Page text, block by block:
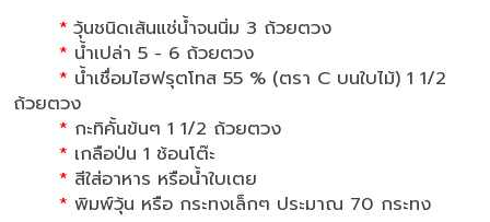
* วุ้นชนิดเส้นแช่น้ำจนนิ่ม 3 ถ้วยตวง
* น้ำเปล่า 5 - 6 ถ้วยตวง
* น้ำเชื่อมไฮฟรุตโทส 55 % (ตรา C บนใบไม้) 1 1/2
ถ้วยตวง
* กะทิคั้นข้นๆ 1 1/2 ถ้วยตวง
* เกลือป่น 1 ช้อนโต๊ะ
* สีใส่อาหาร หรือน้ำใบเตย
* พิมพ์วุ้น หรือ กระทงเล็กๆ ประมาณ 70 กระทง